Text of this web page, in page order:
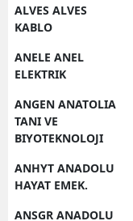
ALVES ALVES
KABLO
ANELE ANEL
ELEKTRIK
ANGEN ANATOLIA
TANI VE
BIYOTEKNOLOJI
ANHYT ANADOLU
HAYAT EMEK.
ANSGR ANADOLU